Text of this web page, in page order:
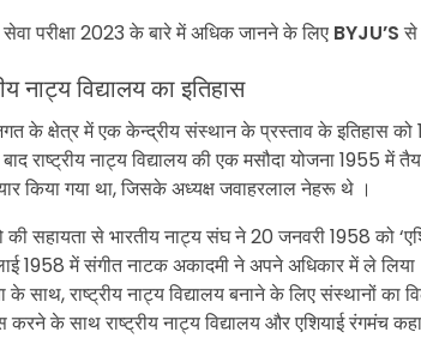
परीक्षा 2023 के बारे में अधिक जानने के लिए BYJU’Sसे
नाट्य विद्यालय का इतिहास
के क्षेत्र में एक केन्द्रीय संस्थान के प्रस्ताव के इतिहास
राष्ट्रीय नाट्य विद्यालय की एक मसौदा योजना 1955 में
किया गया था, जिसके अध्यक्ष जवाहरलाल नेहरू थे ।
सहायता से भारतीय नाट्य संघ ने 20 जनवरी 1958 को
1958 में संगीत नाटक अकादमी ने अपने अधिकार में ले
के साथ, राष्ट्रीय नाट्य विद्यालय बनाने के लिए संस्थानों का
करने के साथ राष्ट्रीय नाट्य विद्यालय और एशियाई रंगमंच